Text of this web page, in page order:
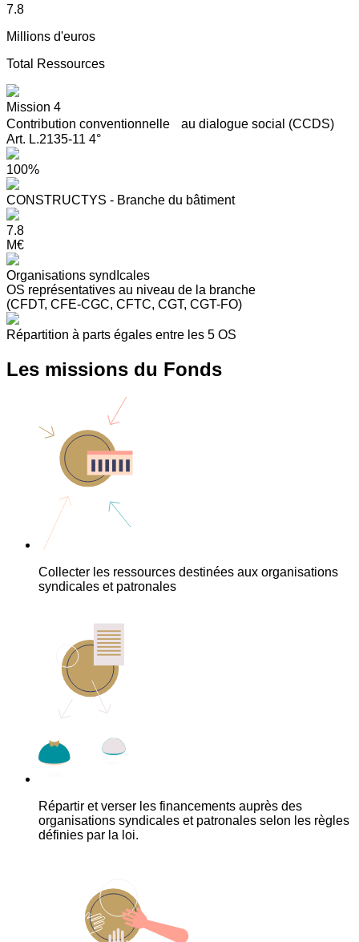
7.8
Millions d'euros
Total Ressources
Mission 4
Contribution conventionnelle au dialogue social (CCDS)
Art. L.2135-11 4°
100%
CONSTRUCTYS - Branche du bâtiment
7.8
M€
Organisations syndIcales
OS représentatives au niveau de la branche
(CFDT, CFE-CGC, CFTC, CGT, CGT-FO)
Répartition à parts égales entre les 5 OS
Les missions du Fonds
Collecter les ressources destinées aux organisations
syndicales et patronales
Répartir et verser les financements auprès des
organisations syndicales et patronales selon les règles
définies par la loi.